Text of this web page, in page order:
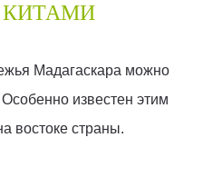
КИТАМИ
Мадагаскара можно
известен этим
востоке страны.